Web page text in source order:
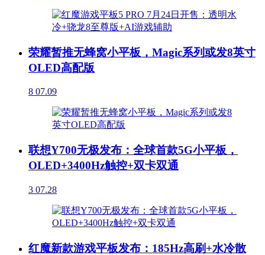
荣耀暂推无蜂窝小平板，Magic系列或发8英寸
OLED高配版
8 07.09
联想Y700无极发布：全球首款5G小平板，
OLED+3400Hz触控+双卡双通
3 07.28
红魔新款游戏平板发布：185Hz高刷+水冷散